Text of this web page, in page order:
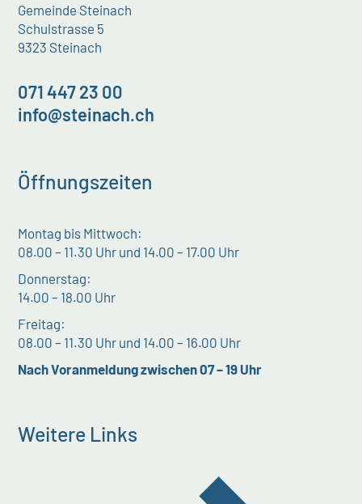
Gemeinde Steinach
Schulstrasse 5
9323 Steinach
071 447 23 00
info@steinach.ch
Öffnungszeiten
Montag bis Mittwoch:
08.00 – 11.30 Uhr und 14.00 – 17.00 Uhr
Donnerstag:
14.00 – 18.00 Uhr
Freitag:
08.00 – 11.30 Uhr und 14.00 – 16.00 Uhr
Nach Voranmeldung zwischen 07 – 19 Uhr
Weitere Links